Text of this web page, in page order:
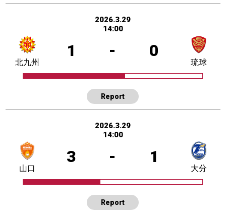
2026.3.29
14:00
1 - 0
北九州 琉球
Report
2026.3.29
14:00
3 - 1
山口 大分
Report